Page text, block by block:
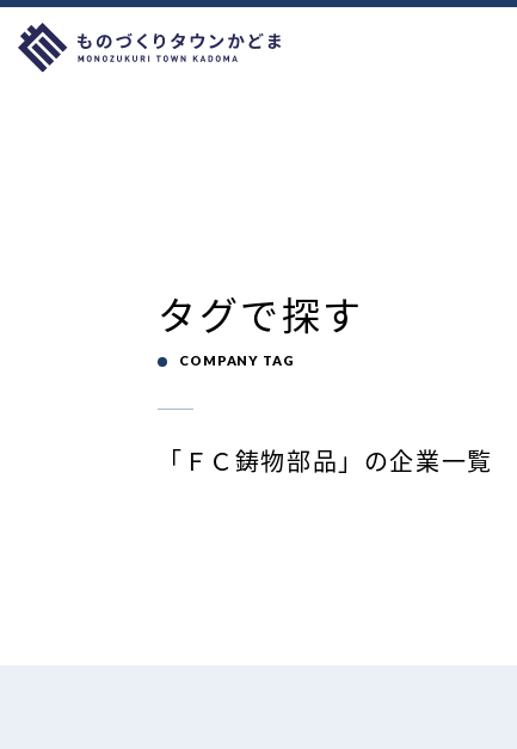
タグで探す
COMPANY TAG
「ＦＣ鋳物部品」の企業一覧